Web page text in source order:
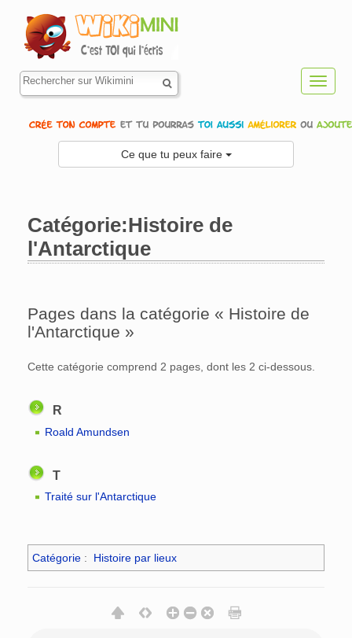
Ce que tu peux faire
Catégorie:Histoire de
l'Antarctique
Pages dans la catégorie « Histoire de
l'Antarctique »
Cette catégorie comprend 2 pages, dont les 2 ci-dessous.
R
Roald Amundsen
T
Traité sur l'Antarctique
Catégorie : Histoire par lieux